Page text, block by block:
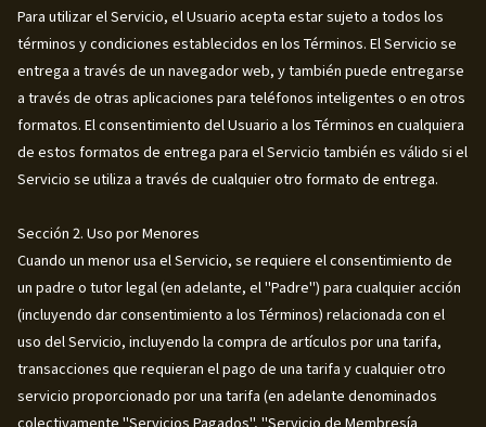
Para utilizar el Servicio, el Usuario acepta estar sujeto a todos los
términos y condiciones establecidos en los Términos. El Servicio se
entrega a través de un navegador web, y también puede entregarse
a través de otras aplicaciones para teléfonos inteligentes o en otros
formatos. El consentimiento del Usuario a los Términos en cualquiera
de estos formatos de entrega para el Servicio también es válido si el
Servicio se utiliza a través de cualquier otro formato de entrega.
Sección 2. Uso por Menores
Cuando un menor usa el Servicio, se requiere el consentimiento de
un padre o tutor legal (en adelante, el "Padre") para cualquier acción
(incluyendo dar consentimiento a los Términos) relacionada con el
uso del Servicio, incluyendo la compra de artículos por una tarifa,
transacciones que requieran el pago de una tarifa y cualquier otro
servicio proporcionado por una tarifa (en adelante denominados
colectivamente "Servicios Pagados", "Servicio de Membresía